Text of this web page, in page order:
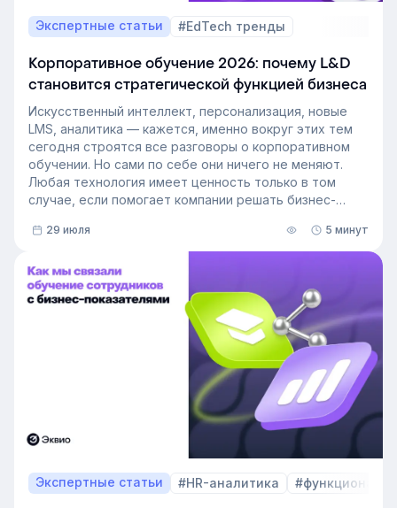
Экспертные статьи #EdTech тренды
Корпоративное обучение 2026: почему L&D
становится стратегической функцией бизнеса
Искусственный интеллект, персонализация, новые
LMS, аналитика — кажется, именно вокруг этих тем
сегодня строятся все разговоры о корпоративном
обучении. Но сами по себе они ничего не меняют.
Любая технология имеет ценность только в том
случае, если помогает компании решать бизнес-
Сегодня бизнес интересует уже не выбор
инструментов, а их результат: какое влияние
обучение оказывает на компанию и можно ли этот
эффект измерить. Такой взгляд меняет подходы к
развитию сотрудников, требования к HR и L&D, а
также на критерии выбора LMS.
В этой статье разбираем, почему это происходит и
как эти изменения повлияют на корпоративное
обучение в ближайшие годы. Материал подготовлен
на основе интервью коммерческого директора
Эквио Леонида Бутакова для подкаста HR4People.
29 июля 5 минут
Экспертные статьи #HR-аналитика #функционал